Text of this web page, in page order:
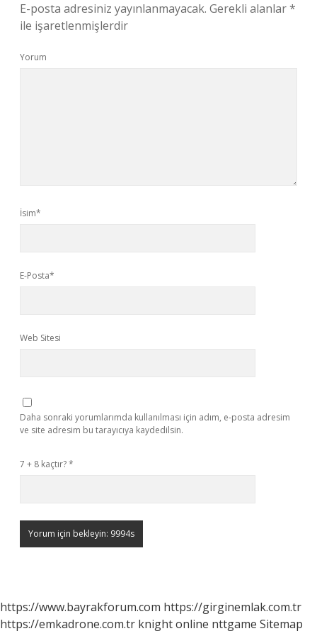
E-posta adresiniz yayınlanmayacak. Gerekli alanlar*
ile işaretlenmişlerdir
Yorum
İsim*
E-Posta*
Web Sitesi
Daha sonraki yorumlarımda kullanılması için adım, e-posta adresim
ve site adresim bu tarayıcıya kaydedilsin.
7 + 8 kaçtır?*
https://www.bayrakforum.com https://girginemlak.com.tr
https://emkadrone.com.tr knight online nttgame Sitemap